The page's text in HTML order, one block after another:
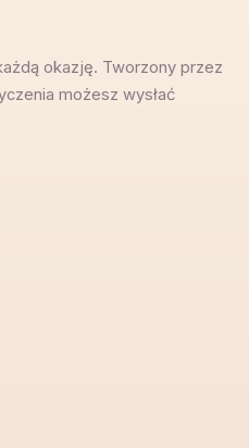
okazję. Tworzony przez
możesz wysłać